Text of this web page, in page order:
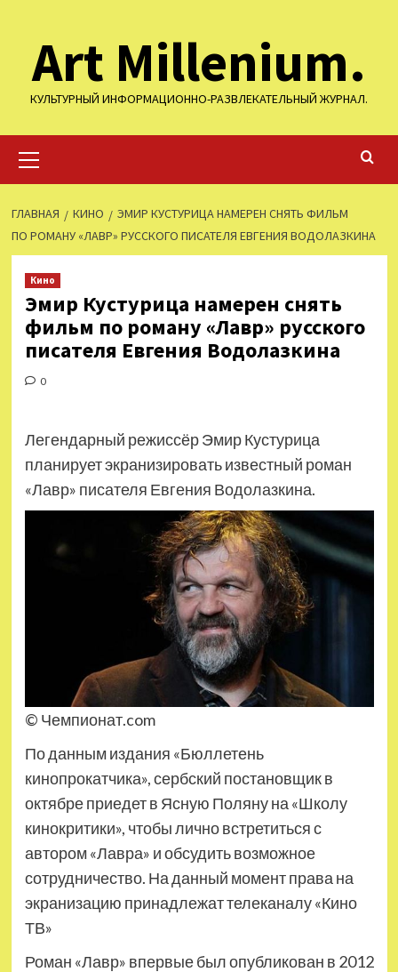
содержимому
Art Millenium.
КУЛЬТУРНЫЙ ИНФОРМАЦИОННО-РАЗВЛЕКАТЕЛЬНЫЙ ЖУРНАЛ.
меню
ГЛАВНАЯ КИНО
ЭМИР КУСТУРИЦА НАМЕРЕН СНЯТЬ ФИЛЬМ
ПО РОМАНУ «ЛАВР» РУССКОГО ПИСАТЕЛЯ ЕВГЕНИЯ ВОДОЛАЗКИНА
Кино
Эмир Кустурица намерен снять
фильм по роману «Лавр» русского
писателя Евгения Водолазкина
0
Легендарный режиссёр Эмир Кустурица
планирует экранизировать известный роман
«Лавр» писателя Евгения Водолазкина.
© Чемпионат.com
По данным издания «Бюллетень
кинопрокатчика», сербский постановщик в
октябре приедет в Ясную Поляну на «Школу
кинокритики», чтобы лично встретиться с
автором «Лавра» и обсудить возможное
сотрудничество. На данный момент права на
экранизацию принадлежат телеканалу «Кино
ТВ»
Роман «Лавр» впервые был опубликован в 2012